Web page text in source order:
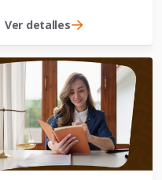
Ver detalles